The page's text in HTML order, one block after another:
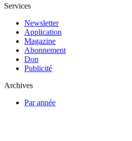
Services
Newsletter
Application
Magazine
Abonnement
Don
Publicité
Archives
Par année